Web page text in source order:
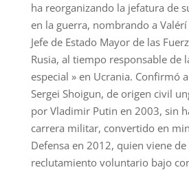
ha reorganizando la jefatura de
en la guerra, nombrando a
Jefe de Estado Mayor de las
Rusia, al tiempo responsable de
especial » en Ucrania. Confirmó
Sergei Shoigun, de origen civil
por Vladimir Putin en 2003, sin
carrera militar, convertido en
Defensa en 2012, quien viene
reclutamiento voluntario bajo